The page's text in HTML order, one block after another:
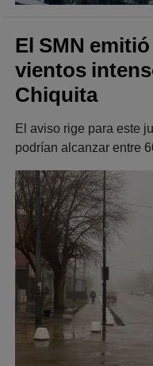
El SMN
vientos
Chiquita
El aviso rige para este
podrían alcanzar entre